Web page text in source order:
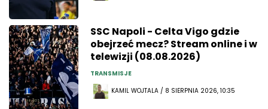
SSC Napoli - Celta Vigo gdzie
obejrzeć mecz? Stream online i w
telewizji (08.08.2026)
TRANSMISJE
KAMIL WOJTALA / 8 SIERPNIA 2026, 10:35